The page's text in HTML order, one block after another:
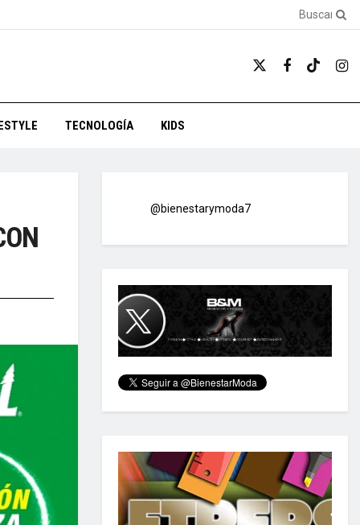
TECNOLOGÍA KIDS
@bienestarymoda7